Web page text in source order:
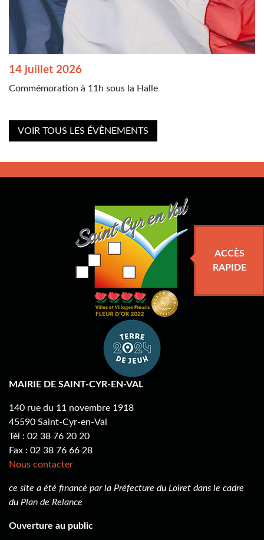
ACCÈS
RAPIDE
14 juillet 2026
Commémoration à 11h sous la Halle
VOIR TOUS LES ÉVÈNEMENTS
MAIRIE DE SAINT-CYR-EN-VAL
140 rue du 11 novembre 1918
45590 Saint-Cyr-en-Val
Tél : 02 38 76 20 20
Fax : 02 38 76 66 28
Nous contacter
ce site a été financé par la Préfecture du Loiret dans le cadre
du Plan de Relance
Ouverture au public